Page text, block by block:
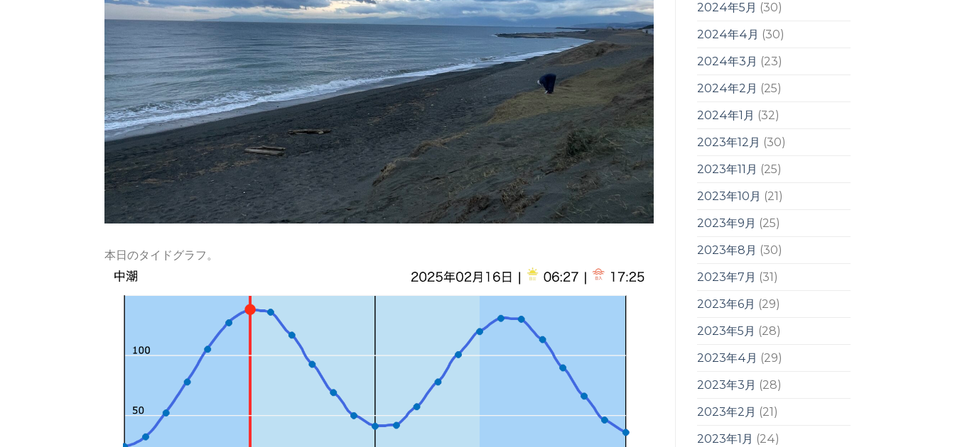
本日のタイドグラフ。
2024年5月 (30)
2024年4月 (30)
2024年3月 (23)
2024年2月 (25)
2024年1月 (32)
2023年12月 (30)
2023年11月 (25)
2023年10月 (21)
2023年9月 (25)
2023年8月 (30)
2023年7月 (31)
2023年6月 (29)
2023年5月 (28)
2023年4月 (29)
2023年3月 (28)
2023年2月 (21)
2023年1月 (24)